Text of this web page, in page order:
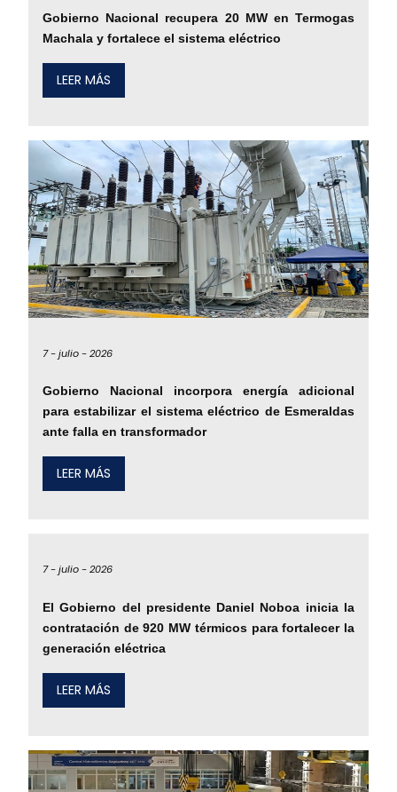
Gobierno Nacional recupera 20 MW en Termogas
Machala y fortalece el sistema eléctrico
LEER MÁS
7 -julio -2026
Gobierno Nacional incorpora energía adicional
para estabilizar el sistema eléctrico de Esmeraldas
ante falla en transformador
LEER MÁS
7 -julio -2026
El Gobierno del presidente Daniel Noboa inicia la
contratación de 920 MW térmicos para fortalecer la
generación eléctrica
LEER MÁS